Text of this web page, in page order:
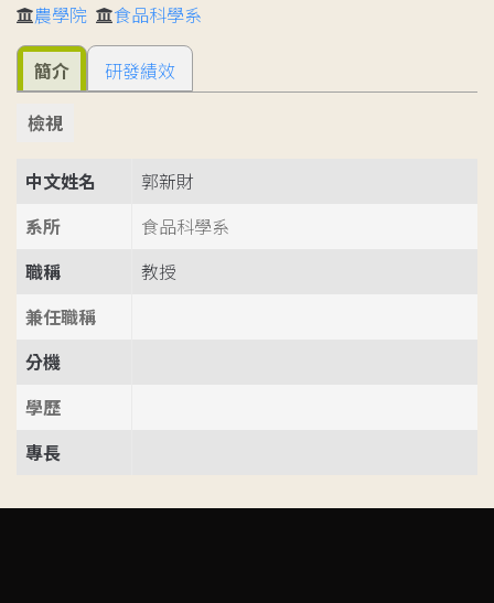
農學院 食品科學系
簡介
研發績效
檢視
中文姓名
郭新財
系所
食品科學系
職稱
教授
兼任職稱
分機
學歷
專長